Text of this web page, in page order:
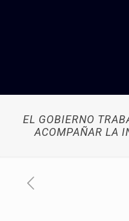
EL GOBIERNO
ACOMPAÑAR LA